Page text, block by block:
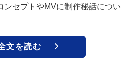
ンセプトやMVに制作秘話につい
文を読む